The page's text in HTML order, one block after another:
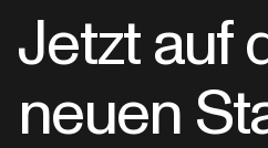
Jetzt auf
neuen